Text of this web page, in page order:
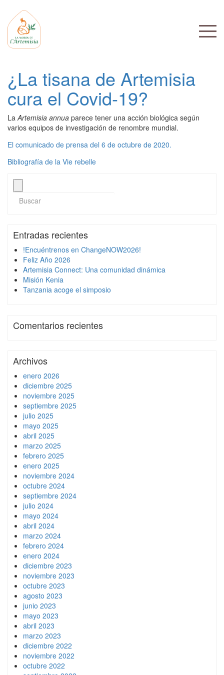
¿La tisana de Artemisia
cura el Covid-19?
La Artemisia annua parece tener una acción biológica según
varios equipos de investigación de renombre mundial.
El comunicado de prensa del 6 de octubre de 2020.
Bibliografía de la Vie rebelle
Entradas recientes
!Encuéntrenos en ChangeNOW2026!
Feliz Año 2026
Artemisia Connect: Una comunidad dinámica
Misión Kenia
Tanzania acoge el simposio
Comentarios recientes
Archivos
enero 2026
diciembre 2025
noviembre 2025
septiembre 2025
julio 2025
mayo 2025
abril 2025
marzo 2025
febrero 2025
enero 2025
noviembre 2024
octubre 2024
septiembre 2024
julio 2024
mayo 2024
abril 2024
marzo 2024
febrero 2024
enero 2024
diciembre 2023
noviembre 2023
octubre 2023
agosto 2023
junio 2023
mayo 2023
abril 2023
marzo 2023
diciembre 2022
noviembre 2022
octubre 2022